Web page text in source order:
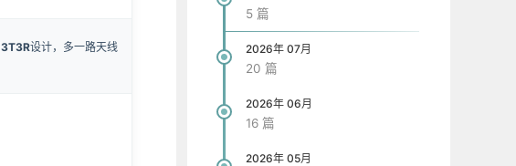
3T3R设计，多一路天线
5 篇
2026年 07月
20 篇
2026年 06月
16 篇
2026年 05月